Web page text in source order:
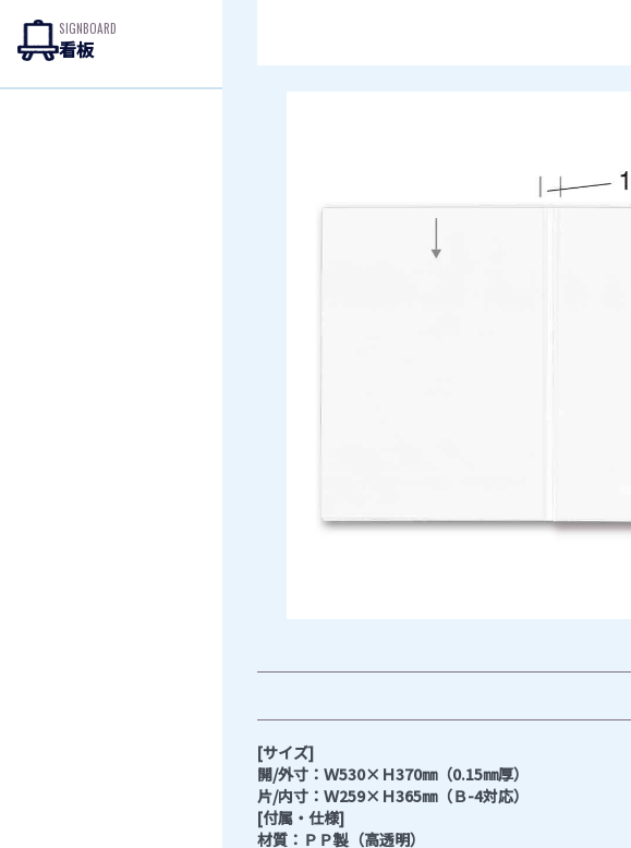
SIGNBOARD
看板
[サイズ]
開/外寸：Ｗ530×Ｈ370㎜（0.15㎜厚）
片/内寸：Ｗ259×Ｈ365㎜（Ｂ-4対応）
[付属・仕様]
材質：ＰＰ製（高透明）